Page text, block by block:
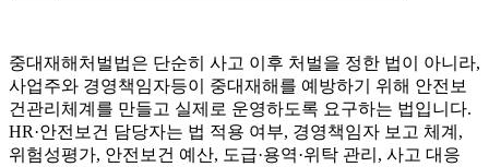
중대재해처벌법은 단순히 사고 이후 처벌을 정한 법이 아니라,
사업주와 경영책임자등이 중대재해를 예방하기 위해 안전보
건관리체계를 만들고 실제로 운영하도록 요구하는 법입니다.
HR·안전보건 담당자는 법 적용 여부, 경영책임자 보고 체계,
위험성평가, 안전보건 예산, 도급·용역·위탁 관리, 사고 대응